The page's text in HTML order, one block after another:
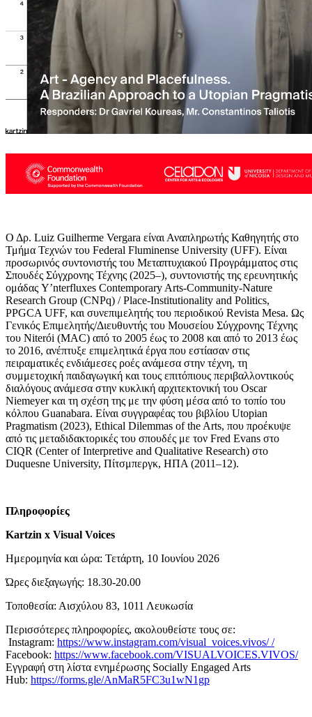
Ο Δρ. Luiz Guilherme Vergara είναι Αναπληρωτής Καθηγητής στο
Τμήμα Τεχνών του Federal Fluminense University (UFF). Είναι
προσωρινός συντονιστής του Μεταπτυχιακού Προγράμματος στις
Σπουδές Σύγχρονης Τέχνης (2025–), συντονιστής της ερευνητικής
ομάδας Y’nterfluxes Contemporary Arts-Community-Nature
Research Group (CNPq) / Place-Institutionality and Politics,
PPGCA UFF, και συνεπιμελητής του περιοδικού Revista Mesa. Ως
Γενικός Επιμελητής/Διευθυντής του Μουσείου Σύγχρονης Τέχνης
του Niterói (MAC) από το 2005 έως το 2008 και από το 2013 έως
το 2016, ανέπτυξε επιμελητικά έργα που εστίασαν στις
πειραματικές ενδιάμεσες ροές ανάμεσα στην τέχνη, τη
συμμετοχική παιδαγωγική και τους επιτόπιους περιβαλλοντικούς
διαλόγους ανάμεσα στην κυκλική αρχιτεκτονική του Oscar
Niemeyer και τη σχέση της με την φύση μέσα από το τοπίο του
κόλπου Guanabara. Είναι συγγραφέας του βιβλίου Utopian
Pragmatism (2023), Ethical Dilemmas of the Arts, που προέκυψε
από τις μεταδιδακτορικές του σπουδές με τον Fred Evans στο
CIQR (Center of Interpretive and Qualitative Research) στο
Duquesne University, Πίτσμπεργκ, ΗΠΑ (2011–12).
Πληροφορίες
Kartzin x Visual Voices
Ημερομηνία και ώρα: Τετάρτη, 10 Ιουνίου 2026
Ώρες διεξαγωγής: 18.30-20.00
Τοποθεσία: Αισχύλου 83, 1011 Λευκωσία
Περισσότερες πληροφορίες, ακολουθείστε τους σε:
Instagram: https://www.instagram.com/visual_voices.vivos/ /
Facebook: https://www.facebook.com/VISUALVOICES.VIVOS/
Εγγραφή στη λίστα ενημέρωσης Socially Engaged Arts
Hub: https://forms.gle/AnMaR5FC3u1wN1gp